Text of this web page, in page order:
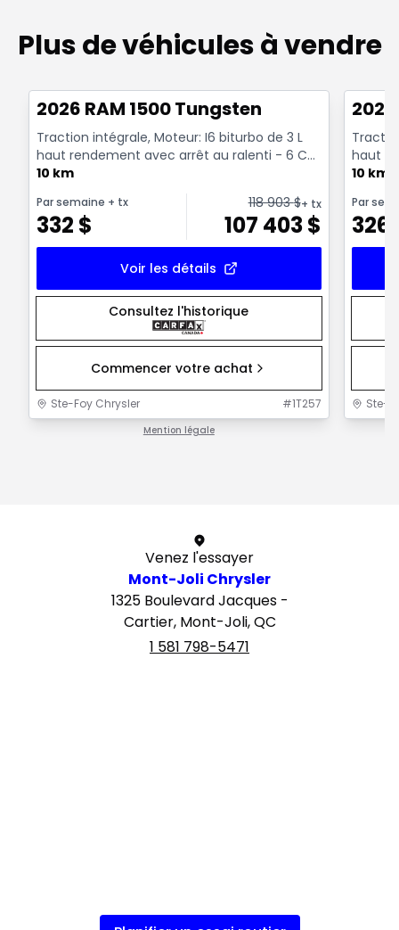
Plus de véhicules à vendre
2026 RAM 1500 Tungsten
Traction intégrale, Moteur: I6 biturbo de 3 L
haut rendement avec arrêt au ralenti - 6 Cyl.
- Essenc...
10 km
Par semaine + tx
332 $
118 903$+ tx
107 403$
Voir les détails
Consultez l'historique
Commencer votre achat
Ste-Foy Chrysler #1T257
Mention légale
haut
-
10 km
Par
326
Ste-
Venez l'essayer
Mont-Joli Chrysler
1325 Boulevard Jacques -
Cartier, Mont-Joli, QC
1 581 798-5471